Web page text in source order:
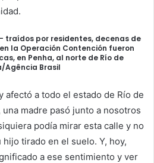
traídos por residentes, decenas de
la Operación Contención fueron
en Penha, al norte de Río de
Agência Brasil
afectó a todo el estado de Río de
madre pasó junto a nosotros
podía mirar esta calle y no
tirado en el suelo. Y, hoy,
a ese sentimiento y ver